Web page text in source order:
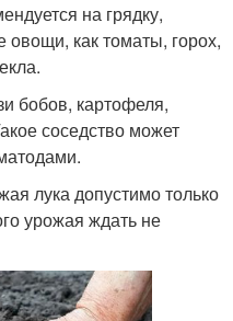
на грядку,
овощи, как томаты, горох,
бобов, картофеля,
соседство может
лука допустимо только
урожая ждать не